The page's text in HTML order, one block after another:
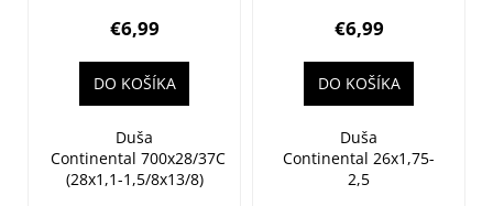
€6,99
DO KOŠÍKA
Duša
Continental 700x28/37C
(28x1,1-1,5/8x13/8)
€6,99
DO KOŠÍKA
Duša
Continental 26x1,75-
2,5